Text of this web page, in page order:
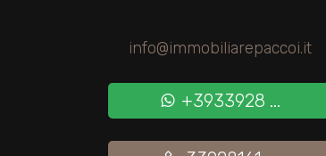
info@immobiliarepaccoi.it
+3933928 ...
Nuova costruzione